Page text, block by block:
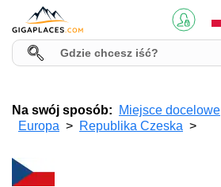
Na swój sposób: Miejsce docelowe
Europa
Republika Czeska